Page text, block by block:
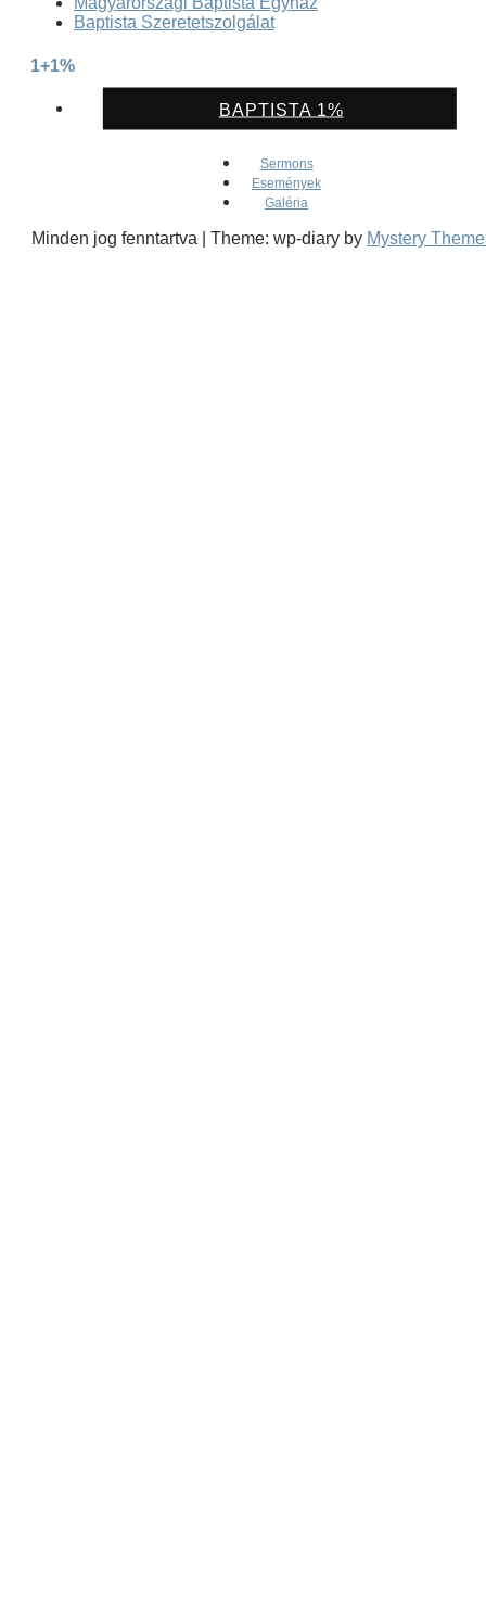
Baptista Szeretetszolgálat
1+1%
BAPTISTA 1%
Sermons
Események
Galéria
Minden jog fenntartva Theme: wp-diary by Mystery